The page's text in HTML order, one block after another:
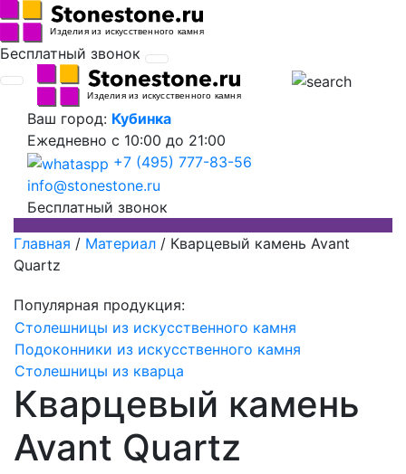
Бесплатный звонок
Ваш город: Кубинка
Ежедневно с 10:00 до 21:00
+7 (495) 777-83-56
info@stonestone.ru
Бесплатный звонок
Главная / Материал / Кварцевый камень Avant
Quartz
Популярная продукция:
Столешницы из искусственного камня
Подоконники из искусственного камня
Столешницы из кварца
Кварцевый камень
Avant Quartz